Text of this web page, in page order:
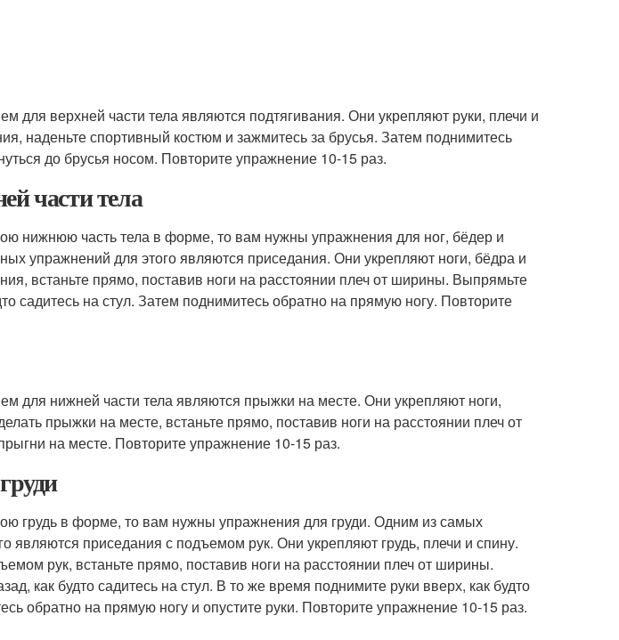
для верхней части тела являются подтягивания. Они укрепляют руки, плечи и
наденьте спортивный костюм и зажмитесь за брусья. Затем поднимитесь
до брусья носом. Повторите упражнение 10-15 раз.
части тела
нижнюю часть тела в форме, то вам нужны упражнения для ног, бёдер и
упражнений для этого являются приседания. Они укрепляют ноги, бёдра и
встаньте прямо, поставив ноги на расстоянии плеч от ширины. Выпрямьте
садитесь на стул. Затем поднимитесь обратно на прямую ногу. Повторите
для нижней части тела являются прыжки на месте. Они укрепляют ноги,
прыжки на месте, встаньте прямо, поставив ноги на расстоянии плеч от
на месте. Повторите упражнение 10-15 раз.
грудь в форме, то вам нужны упражнения для груди. Одним из самых
являются приседания с подъемом рук. Они укрепляют грудь, плечи и спину.
рук, встаньте прямо, поставив ноги на расстоянии плеч от ширины.
как будто садитесь на стул. В то же время поднимите руки вверх, как будто
обратно на прямую ногу и опустите руки. Повторите упражнение 10-15 раз.